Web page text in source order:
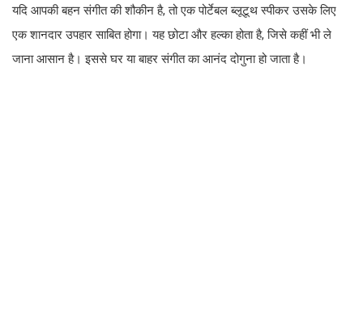
यदि आपकी बहन संगीत की शौकीन है, तो एक पोर्टेबल ब्लूटूथ स्पीकर उसके लिए
एक शानदार उपहार साबित होगा। यह छोटा और हल्का होता है, जिसे कहीं भी ले
जाना आसान है। इससे घर या बाहर संगीत का आनंद दोगुना हो जाता है।